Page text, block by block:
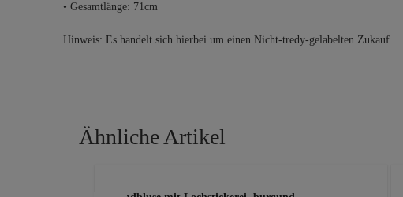
• Gesamtlänge: 71cm
Hinweis: Es handelt sich hierbei um einen Nicht-tredy-gelabelten Zukauf.
Ähnliche Artikel